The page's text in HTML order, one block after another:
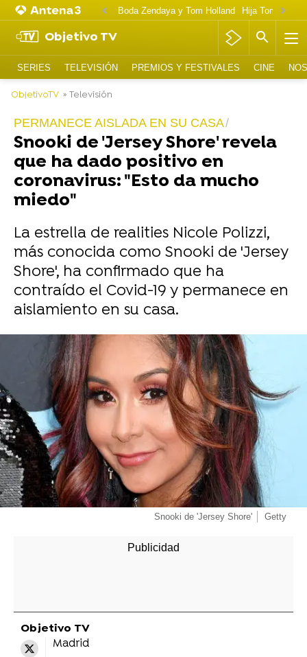
Boda Zendaya y Tom Holland Hija Tom
Objetivo TV
SERIES TELEVISIÓN PREMIOS Y FESTIVALES CINE
ObjetivoTV » Televisión
PERMANECE AISLADA EN SU CASA
Snooki de 'Jersey Shore' revela
que ha dado positivo en
coronavirus: "Esto da mucho
miedo"
La estrella de realities Nicole Polizzi,
más conocida como Snooki de 'Jersey
Shore', ha confirmado que ha
contraído el Covid-19 y permanece en
aislamiento en su casa.
-
Snooki de 'Jersey Shore' Getty
Objetivo TV
Madrid